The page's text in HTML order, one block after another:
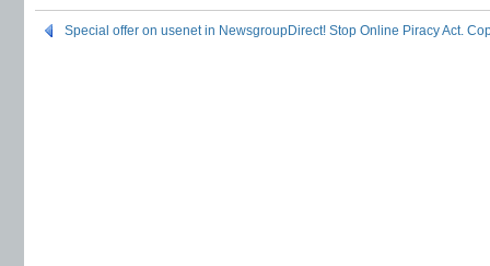
Special offer on usenet in NewsgroupDirect! Stop Online Piracy Act.